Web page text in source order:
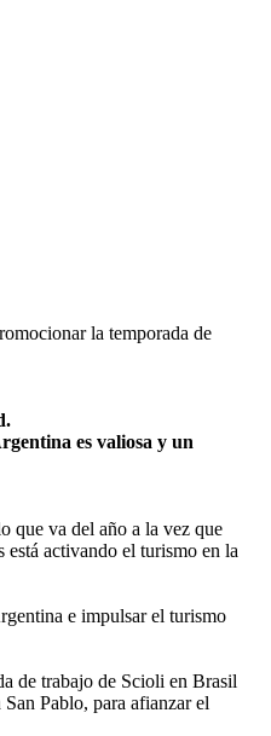
la temporada de
es valiosa y un
que va del año a la vez que
está activando el turismo en la
e impulsar el turismo
de trabajo de Scioli en Brasil
Pablo, para afianzar el